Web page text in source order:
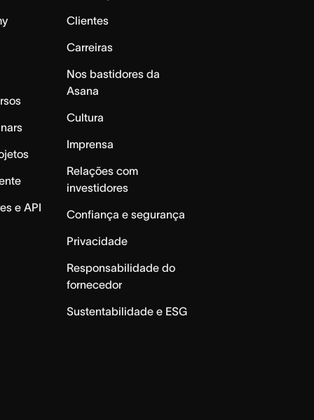
e API
Clientes
Carreiras
Nos bastidores da
Asana
Cultura
Imprensa
Relações com
investidores
Confiança e segurança
Privacidade
Responsabilidade do
fornecedor
Sustentabilidade e ESG